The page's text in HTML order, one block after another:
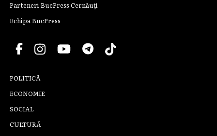
Parteneri BucPress Cernăuți
Echipa BucPress
POLITICĂ
ECONOMIE
SOCIAL
CULTURĂ